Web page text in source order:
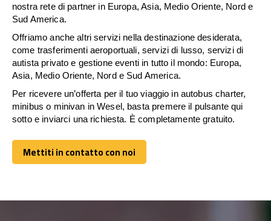
nostra rete di partner in Europa, Asia, Medio Oriente, Nord e
Sud America.
Offriamo anche altri servizi nella destinazione desiderata,
come trasferimenti aeroportuali, servizi di lusso, servizi di
autista privato e gestione eventi in tutto il mondo: Europa,
Asia, Medio Oriente, Nord e Sud America.
Per ricevere un’offerta per il tuo viaggio in autobus charter,
minibus o minivan in Wesel, basta premere il pulsante qui
sotto e inviarci una richiesta. È completamente gratuito.
Mettiti in contatto con noi
Mettiti in contatto con noi